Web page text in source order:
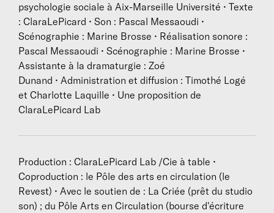
psychologie sociale à Aix-Marseille Université • Texte
: ClaraLePicard • Son : Pascal Messaoudi •
Scénographie : Marine Brosse • Réalisation sonore :
Pascal Messaoudi • Scénographie : Marine Brosse •
Assistante à la dramaturgie : Zoé
Dunand • Administration et diffusion : Timothé Logé
et Charlotte Laquille • Une proposition de
ClaraLePicard Lab
Production : ClaraLePicard Lab /Cie à table •
Coproduction : le Pôle des arts en circulation (le
Revest) • Avec le soutien de : La Criée (prêt du studio
son) ; du Pôle Arts en Circulation (bourse d'écriture